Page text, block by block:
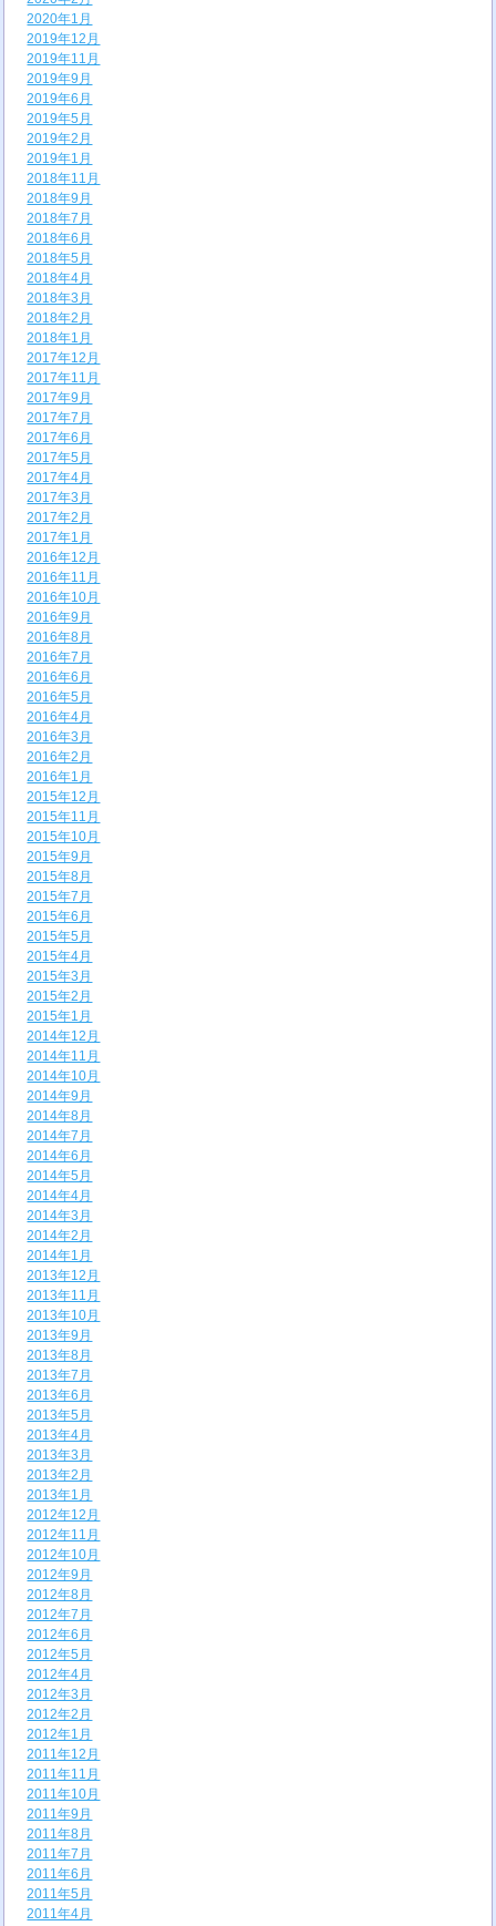
2020年1月
2019年12月
2019年11月
2019年9月
2019年6月
2019年5月
2019年2月
2019年1月
2018年11月
2018年9月
2018年7月
2018年6月
2018年5月
2018年4月
2018年3月
2018年2月
2018年1月
2017年12月
2017年11月
2017年9月
2017年7月
2017年6月
2017年5月
2017年4月
2017年3月
2017年2月
2017年1月
2016年12月
2016年11月
2016年10月
2016年9月
2016年8月
2016年7月
2016年6月
2016年5月
2016年4月
2016年3月
2016年2月
2016年1月
2015年12月
2015年11月
2015年10月
2015年9月
2015年8月
2015年7月
2015年6月
2015年5月
2015年4月
2015年3月
2015年2月
2015年1月
2014年12月
2014年11月
2014年10月
2014年9月
2014年8月
2014年7月
2014年6月
2014年5月
2014年4月
2014年3月
2014年2月
2014年1月
2013年12月
2013年11月
2013年10月
2013年9月
2013年8月
2013年7月
2013年6月
2013年5月
2013年4月
2013年3月
2013年2月
2013年1月
2012年12月
2012年11月
2012年10月
2012年9月
2012年8月
2012年7月
2012年6月
2012年5月
2012年4月
2012年3月
2012年2月
2012年1月
2011年12月
2011年11月
2011年10月
2011年9月
2011年8月
2011年7月
2011年6月
2011年5月
2011年4月